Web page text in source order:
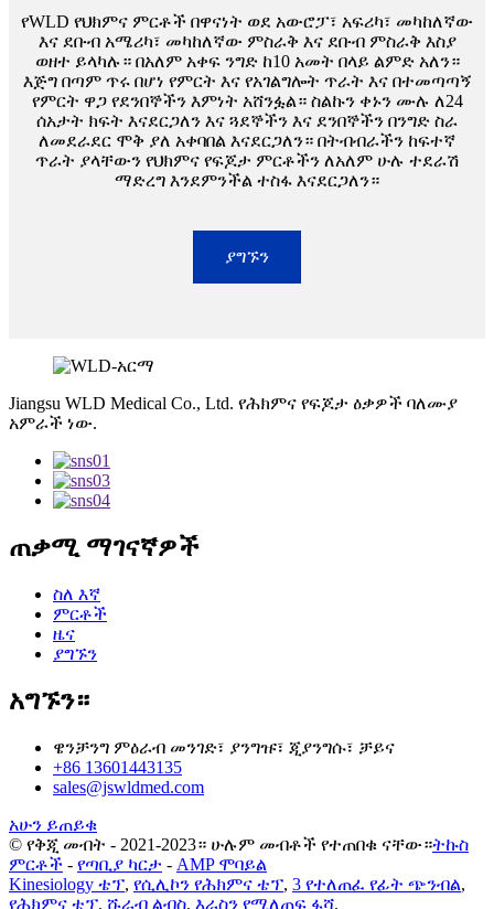
የWLD የህክምና ምርቶች በዋናነት ወደ አውሮፓ፣ አፍሪካ፣ መካከለኛው
እና ደቡብ አሜሪካ፣ መካከለኛው ምስራቅ እና ደቡብ ምስራቅ እስያ
ወዘተ ይላካሉ። በአለም አቀፍ ንግድ ከ10 አመት በላይ ልምድ አለን።
እጅግ በጣም ጥሩ በሆነ የምርት እና የአገልግሎት ጥራት እና በተመጣጣኝ
የምርት ዋጋ የደንበኞችን እምነት አሸንፏል። ስልኩን ቀኑን ሙሉ ለ24
ሰአታት ክፍት እናደርጋለን እና ጓደኞችን እና ደንበኞችን በንግድ ስራ
ለመደራደር ሞቅ ያለ አቀባበል እናደርጋለን። በትብብራችን ከፍተኛ
ጥራት ያላቸውን የህክምና የፍጆታ ምርቶችን ለአለም ሁሉ ተደራሽ
ማድረግ እንደምንችል ተስፋ እናደርጋለን።
ያግኙን
Jiangsu WLD Medical Co., Ltd. የሕክምና የፍጆታ ዕቃዎች ባለሙያ
አምራች ነው.
ጠቃሚ ማገናኛዎች
ስለ እኛ
ምርቶች
ዜና
ያግኙን
አግኙን።
ዌንቻንግ ምዕራብ መንገድ፣ ያንግዡ፣ ጂያንግሱ፣ ቻይና
+86 13601443135
sales@jswldmed.com
አሁን ይጠይቁ
© የቅጂ መብት - 2021-2023። ሁሉም መብቶች የተጠበቁ ናቸው።ትኩስ
ምርቶች - የጣቢያ ካርታ - AMP ሞባይል
Kinesiology ቴፕ, የሲሊኮን የሕክምና ቴፕ, 3 የተለጠፈ የፊት ጭንብል,
የሕክምና ቴፕ, ሹራብ ልብስ, እራስን የሚለጠፍ ፋሻ,